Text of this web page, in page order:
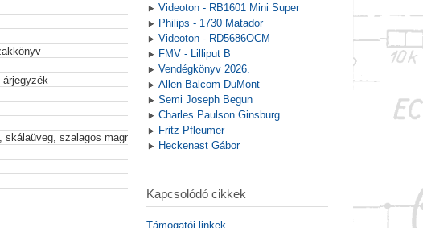
árjegyzék
szalagos magnó
Videoton - RB1601 Mini Super
Philips - 1730 Matador
Videoton - RD5686OCM
FMV - Lilliput B
Vendégkönyv 2026.
Allen Balcom DuMont
Semi Joseph Begun
Charles Paulson Ginsburg
Fritz Pfleumer
Heckenast Gábor
Kapcsolódó cikkek
Támogatói linkek